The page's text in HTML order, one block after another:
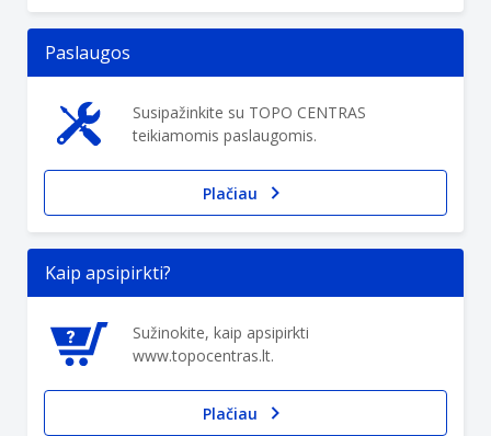
Paslaugos
Susipažinkite su TOPO CENTRAS
teikiamomis paslaugomis.
Plačiau
Kaip apsipirkti?
Sužinokite, kaip apsipirkti
www.topocentras.lt.
Plačiau